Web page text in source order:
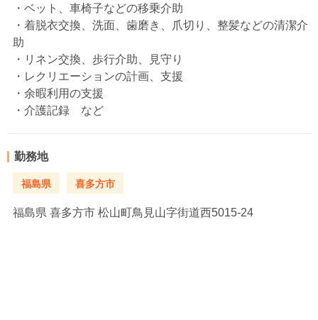
・ベット、車椅子などの移乗介助
・着脱衣交換、洗面、歯磨き、爪切り、整髪などの清潔介
助
・リネン交換、歩行介助、見守り
・レクリエーションの計画、支援
・余暇利用の支援
・介護記録 など
勤務地
福島県 喜多方市
福島県 喜多方市 松山町鳥見山字街道西5015-24